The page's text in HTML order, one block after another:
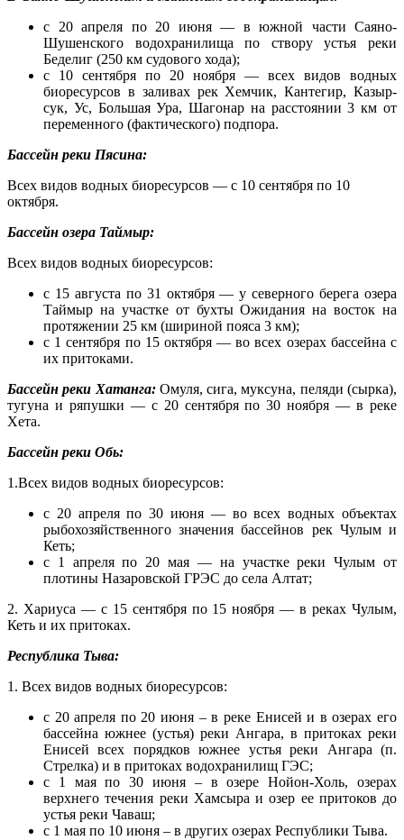
с 20 апреля по 20 июня — в южной части Саяно-
Шушенского водохранилища по створу устья реки
Беделиг (250 км судового хода);
с 10 сентября по 20 ноября — всех видов водных
биоресурсов в заливах рек Хемчик, Кантегир, Казыр-
сук, Ус, Большая Ура, Шагонар на расстоянии 3 км от
переменного (фактического) подпора.
Бассейн реки Пясина:
Всех видов водных биоресурсов — с 10 сентября по 10
октября.
Бассейн озера Таймыр:
Всех видов водных биоресурсов:
с 15 августа по 31 октября — у северного берега озера
Таймыр на участке от бухты Ожидания на восток на
протяжении 25 км (шириной пояса 3 км);
с 1 сентября по 15 октября — во всех озерах бассейна с
их притоками.
Бассейн реки Хатанга:Омуля, сига, муксуна, пеляди (сырка),
тугуна и ряпушки — с 20 сентября по 30 ноября — в реке
Хета.
Бассейн реки Обь:
1.Всех видов водных биоресурсов:
с 20 апреля по 30 июня — во всех водных объектах
рыбохозяйственного значения бассейнов рек Чулым и
Кеть;
с 1 апреля по 20 мая — на участке реки Чулым от
плотины Назаровской ГРЭС до села Алтат;
2. Хариуса — с 15 сентября по 15 ноября — в реках Чулым,
Кеть и их притоках.
Республика Тыва:
1. Всех видов водных биоресурсов:
с 20 апреля по 20 июня – в реке Енисей и в озерах его
бассейна южнее (устья) реки Ангара, в притоках реки
Енисей всех порядков южнее устья реки Ангара (п.
Стрелка) и в притоках водохранилищ ГЭС;
с 1 мая по 30 июня – в озере Нойон-Холь, озерах
верхнего течения реки Хамсыра и озер ее притоков до
устья реки Чаваш;
с 1 мая по 10 июня – в других озерах Республики Тыва.